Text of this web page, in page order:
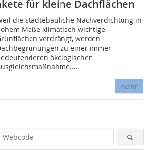
für kleine Dachflächen
die städtebauliche Nachverdichtung in
Maße klimatisch wichtige
verdrängt, werden
zu einer immer
ökologischen
mehr